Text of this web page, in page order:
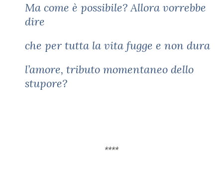
Ma come è possibile? Allora vorrebbe
dire
che per tutta la vita fugge e non dura
l’amore, tributo momentaneo dello
stupore?
****